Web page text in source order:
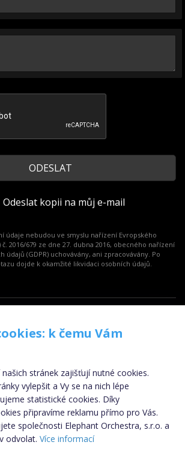
Odeslat kopii na můj e-mail
údaje nebudou ve smyslu nařízení Evropského
č. 2016/679 ze dne 27. dubna 2016, obecného nařízení
údajů (GDPR) uchovávány, ani zpracovávány. Po
dojde k okamžité likvidaci osobních údajů.
Elephant Orchestra s.r.o., součástí
osobních údajů
| Odhlášení z newsletteru
seZDARMA
k čemu Vám
stránek zajišťují nutné cookies.
vylepšit a Vy se na nich lépe
statistické cookies. Díky
připravíme reklamu přímo pro Vás.
společnosti Elephant Orchestra, s.r.o. a
odvolat. Více informací